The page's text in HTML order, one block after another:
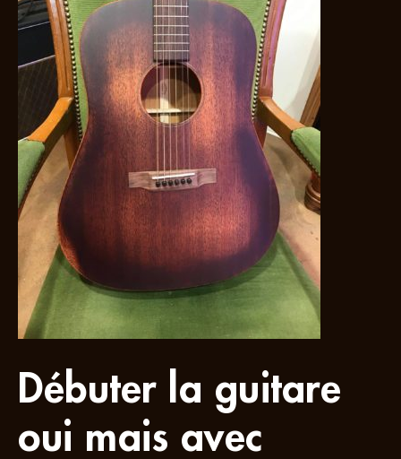
Débuter la guitare
oui mais avec